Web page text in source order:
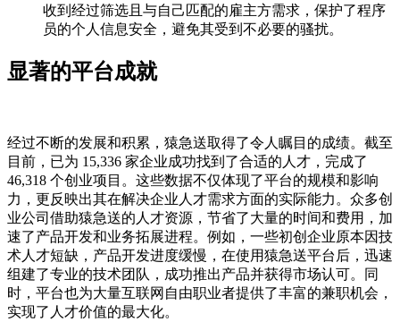
收到经过筛选且与自己匹配的雇主方需求，保护了程序
员的个人信息安全，避免其受到不必要的骚扰。
显著的平台成就
经过不断的发展和积累，猿急送取得了令人瞩目的成绩。截至
目前，已为 15,336 家企业成功找到了合适的人才，完成了
46,318 个创业项目。这些数据不仅体现了平台的规模和影响
力，更反映出其在解决企业人才需求方面的实际能力。众多创
业公司借助猿急送的人才资源，节省了大量的时间和费用，加
速了产品开发和业务拓展进程。例如，一些初创企业原本因技
术人才短缺，产品开发进度缓慢，在使用猿急送平台后，迅速
组建了专业的技术团队，成功推出产品并获得市场认可。同
时，平台也为大量互联网自由职业者提供了丰富的兼职机会，
实现了人才价值的最大化。